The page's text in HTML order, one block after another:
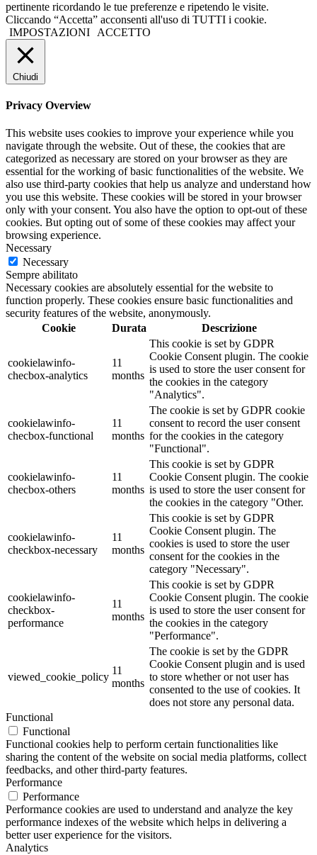
pertinente ricordando le tue preferenze e ripetendo le visite.
Cliccando “Accetta” acconsenti all'uso di TUTTI i cookie.
IMPOSTAZIONI
ACCETTO
Chiudi
Privacy Overview
This website uses cookies to improve your experience while you
navigate through the website. Out of these, the cookies that are
categorized as necessary are stored on your browser as they are
essential for the working of basic functionalities of the website. We
also use third-party cookies that help us analyze and understand how
you use this website. These cookies will be stored in your browser
only with your consent. You also have the option to opt-out of these
cookies. But opting out of some of these cookies may affect your
browsing experience.
Necessary
Necessary
Sempre abilitato
Necessary cookies are absolutely essential for the website to
function properly. These cookies ensure basic functionalities and
security features of the website, anonymously.
Cookie
Durata Descrizione
cookielawinfo-
checbox-analytics
11
months
This cookie is set by GDPR
Cookie Consent plugin. The cookie
is used to store the user consent for
the cookies in the category
"Analytics".
cookielawinfo-
checbox-functional
11
months
The cookie is set by GDPR cookie
consent to record the user consent
for the cookies in the category
"Functional".
cookielawinfo-
checbox-others
11
months
This cookie is set by GDPR
Cookie Consent plugin. The cookie
is used to store the user consent for
the cookies in the category "Other.
cookielawinfo-
checkbox-necessary
11
months
This cookie is set by GDPR
Cookie Consent plugin. The
cookies is used to store the user
consent for the cookies in the
category "Necessary".
cookielawinfo-
checkbox-
performance
11
months
This cookie is set by GDPR
Cookie Consent plugin. The cookie
is used to store the user consent for
the cookies in the category
"Performance".
viewed_cookie_policy
11
months
The cookie is set by the GDPR
Cookie Consent plugin and is used
to store whether or not user has
consented to the use of cookies. It
does not store any personal data.
Functional
Functional
Functional cookies help to perform certain functionalities like
sharing the content of the website on social media platforms, collect
feedbacks, and other third-party features.
Performance
Performance
Performance cookies are used to understand and analyze the key
performance indexes of the website which helps in delivering a
better user experience for the visitors.
Analytics